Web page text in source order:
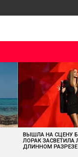
ВЫШЛА НА СЦЕНУ
ЛОРАК ЗАСВЕТИЛА
ДЛИННОМ